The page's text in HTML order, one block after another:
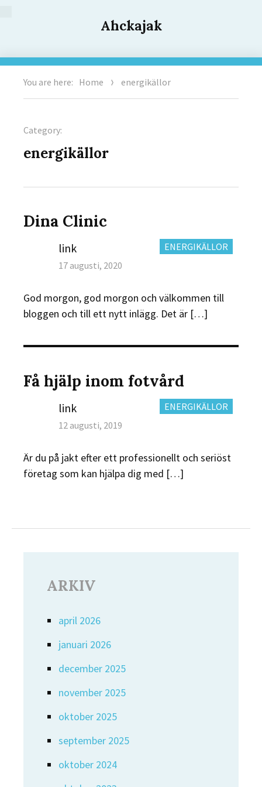
Ahckajak
You are here: Home energikällor
Category:
energikällor
Dina Clinic
CATEGORIES:
ENERGIKÄLLOR
Author
link
Posted
17 augusti, 2020
God morgon, god morgon och välkommen till
bloggen och till ett nytt inlägg. Det är […]
Få hjälp inom fotvård
CATEGORIES:
ENERGIKÄLLOR
Author
link
Posted
12 augusti, 2019
Är du på jakt efter ett professionellt och seriöst
företag som kan hjälpa dig med […]
ARKIV
april 2026
januari 2026
december 2025
november 2025
oktober 2025
september 2025
oktober 2024